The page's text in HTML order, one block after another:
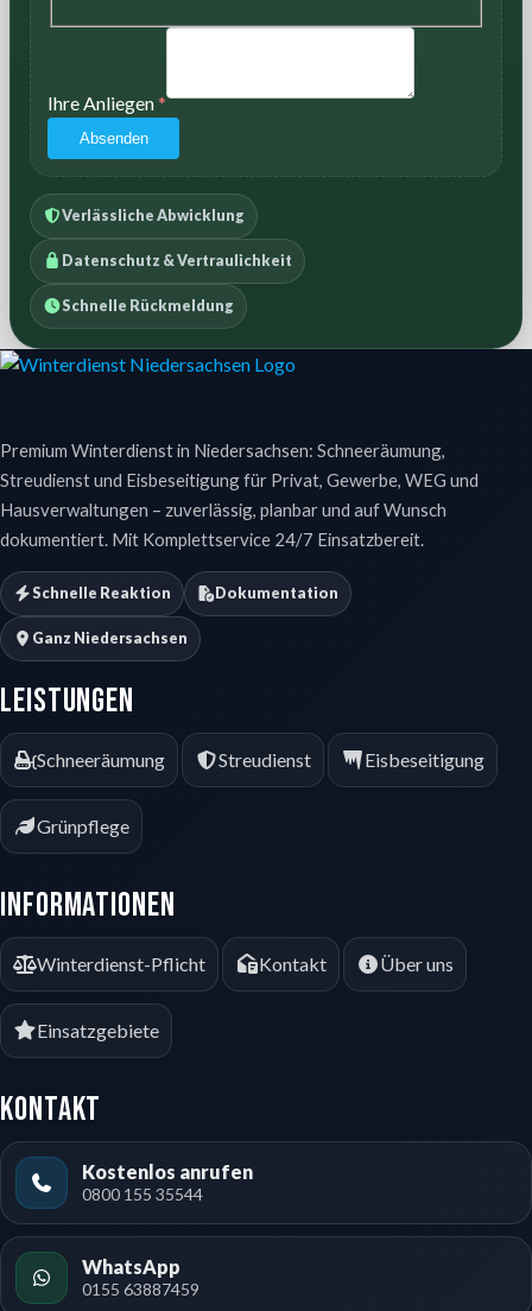
Ihre Anliegen*
Absenden
Verlässliche Abwicklung
Datenschutz & Vertraulichkeit
Schnelle Rückmeldung
Premium Winterdienst in Niedersachsen: Schneeräumung,
Streudienst und Eisbeseitigung für Privat, Gewerbe, WEG und
Hausverwaltungen – zuverlässig, planbar und auf Wunsch
dokumentiert. Mit Komplettservice 24/7 Einsatzbereit.
Schnelle Reaktion Dokumentation
Ganz Niedersachsen
Leistungen
Schneeräumung Streudienst Eisbeseitigung
Grünpflege
Informationen
Winterdienst-Pflicht Kontakt Über uns
Einsatzgebiete
Kontakt
Kostenlos anrufen
0800 155 35544
WhatsApp
0155 63887459